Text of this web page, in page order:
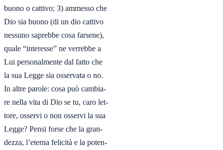
buono o cattivo; 3) ammesso che
Dio sia buono (di un dio cattivo
nessuno saprebbe cosa farsene),
quale “interesse” ne verrebbe a
Lui personalmente dal fatto che
la sua Legge sia osservata o no.
In altre parole: cosa può cambia-
re nella vita di Dio se tu, caro let-
tore, osservi o non osservi la sua
Legge? Pensi forse che la gran-
dezza, l’eterna felicità e la poten-